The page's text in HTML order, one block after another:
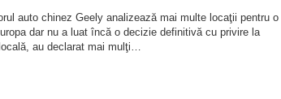
auto chinez Geely analizează mai multe locaţii pentru o
dar nu a luat încă o decizie definitivă cu privire la
au declarat mai mulţi…